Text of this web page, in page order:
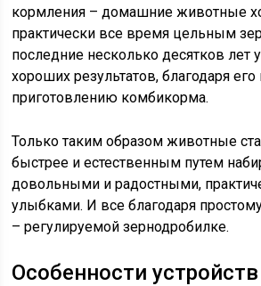
кормления – домашние животные
практически все время цельным
последние несколько десятков лет
хороших результатов, благодаря
приготовлению комбикорма.
Только таким образом животные
быстрее и естественным путем
довольными и радостными,
улыбками. И все благодаря
– регулируемой зернодробилке.
Особенности устройств